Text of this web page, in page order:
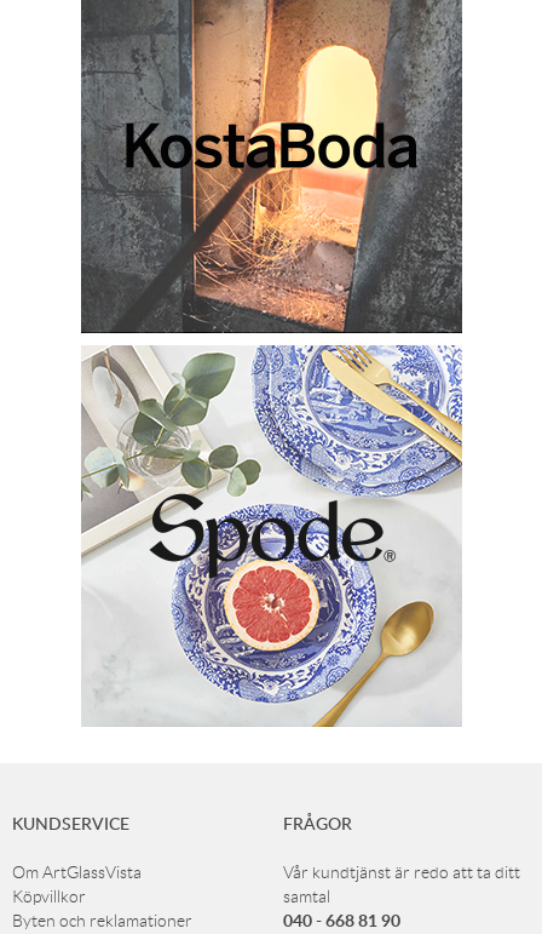
KUNDSERVICE
Om ArtGlassVista
Köpvillkor
Byten och reklamationer
FRÅGOR
Vår kundtjänst är redo att ta ditt
samtal
040 - 668 81 90